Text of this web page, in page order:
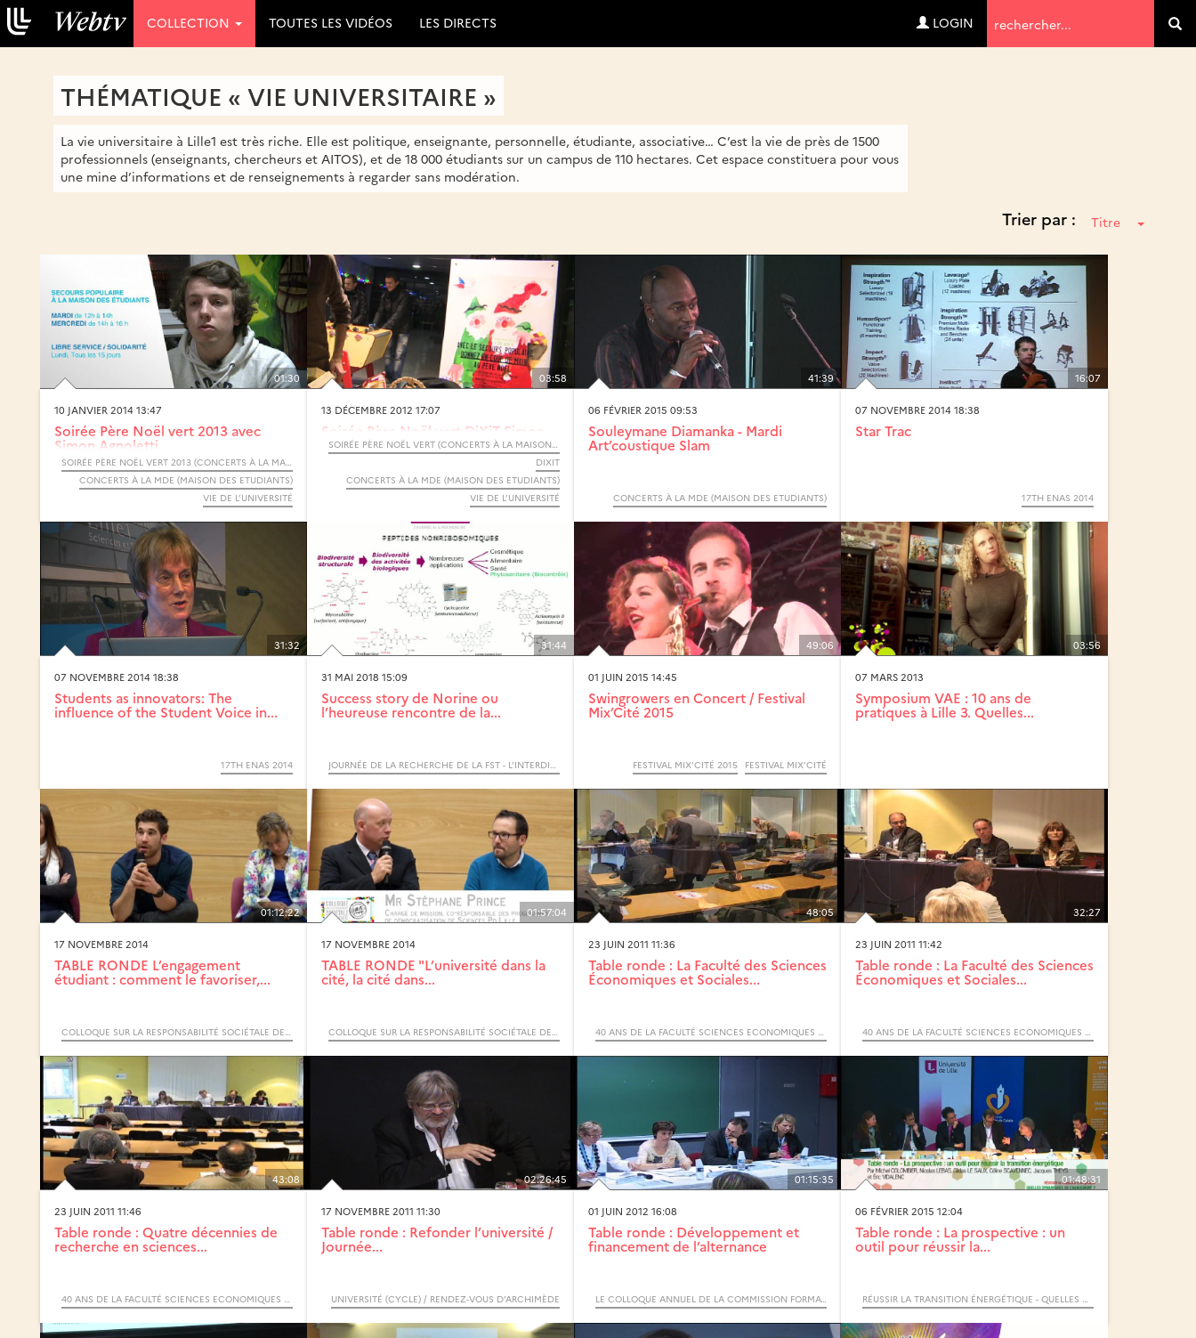
de
recherche
COLLECTION TOUTES LES VIDÉOS LES DIRECTS LOGIN
THÉMATIQUE « VIE UNIVERSITAIRE »
La vie universitaire à Lille1 est très riche. Elle est politique, enseignante, personnelle, étudiante, associative… C’est la vie de près de 1500
professionnels (enseignants, chercheurs et AITOS), et de 18 000 étudiants sur un campus de 110 hectares. Cet espace constituera pour vous
une mine d’informations et de renseignements à regarder sans modération.
Trier par : Titre
01:30
10 JANVIER 2014 13:47
Soirée Père Noël vert 2013 avec
Simon Agnoletti
SOIRÉE PÈRE NOËL VERT 2013 (CONCERTS À LA MAISON DES ETUDIANTS)
CONCERTS À LA MDE (MAISON DES ETUDIANTS)
VIE DE L’UNIVERSITÉ
03:58
13 DÉCEMBRE 2012 17:07
Soirée Père Noël vert DiXiT Simon
Agnoletti et HK
SOIRÉE PÈRE NOËL VERT (CONCERTS À LA MAISON DES ETUDIANTS)
DIXIT
CONCERTS À LA MDE (MAISON DES ETUDIANTS)
VIE DE L’UNIVERSITÉ
41:39
06 FÉVRIER 2015 09:53
Souleymane Diamanka - Mardi
Art’coustique Slam
CONCERTS À LA MDE (MAISON DES ETUDIANTS)
16:07
07 NOVEMBRE 2014 18:38
Star Trac
17TH ENAS 2014
31:32
07 NOVEMBRE 2014 18:38
Students as innovators: The
influence of the Student Voice in...
17TH ENAS 2014
31:44
31 MAI 2018 15:09
Success story de Norine ou
l’heureuse rencontre de la...
JOURNÉE DE LA RECHERCHE DE LA FST - L’INTERDISCIPLINARITÉ AU CŒUR DE NOS PROJETS SCIENTIFIQUES
49:06
01 JUIN 2015 14:45
Swingrowers en Concert / Festival
Mix’Cité 2015
FESTIVAL MIX’CITÉ 2015 FESTIVAL MIX’CITÉ
03:56
07 MARS 2013
Symposium VAE : 10 ans de
pratiques à Lille 3. Quelles...
01:12:22
17 NOVEMBRE 2014
TABLE RONDE L’engagement
étudiant : comment le favoriser,...
COLLOQUE SUR LA RESPONSABILITÉ SOCIÉTALE DE L'UNIVERSITÉ
01:57:04
17 NOVEMBRE 2014
TABLE RONDE "L’université dans la
cité, la cité dans...
COLLOQUE SUR LA RESPONSABILITÉ SOCIÉTALE DE L'UNIVERSITÉ
48:05
23 JUIN 2011 11:36
Table ronde : La Faculté des Sciences
Économiques et Sociales...
40 ANS DE LA FACULTÉ SCIENCES ECONOMIQUES ET SOCIALES DE LILLE1 - JOURNÉE D’ÉTUDES
32:27
23 JUIN 2011 11:42
Table ronde : La Faculté des Sciences
Économiques et Sociales...
40 ANS DE LA FACULTÉ SCIENCES ECONOMIQUES ET SOCIALES DE LILLE1 - JOURNÉE D’ÉTUDES
43:08
23 JUIN 2011 11:46
Table ronde : Quatre décennies de
recherche en sciences...
40 ANS DE LA FACULTÉ SCIENCES ECONOMIQUES ET SOCIALES DE LILLE1 - JOURNÉE D’ÉTUDES
02:26:45
17 NOVEMBRE 2011 11:30
Table ronde : Refonder l’université /
Journée...
UNIVERSITÉ (CYCLE) / RENDEZ-VOUS D’ARCHIMÈDE
01:15:35
01 JUIN 2012 16:08
Table ronde : Développement et
financement de l’alternance
LE COLLOQUE ANNUEL DE LA COMMISSION FORMATION CONTINUE ET ALTERNANCE ET L’ASSEMBLÉE DES DIRECTEURS D’IUT
01:48:31
06 FÉVRIER 2015 12:04
Table ronde : La prospective : un
outil pour réussir la...
RÉUSSIR LA TRANSITION ÉNERGÉTIQUE - QUELLES DYNAMIQUES DE CHANGEMENT ? / COLLOQUE